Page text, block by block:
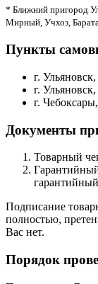
* Ближний пригород
Мирный, Учхоз,
Пункты
г.
г.
г.
Документы
Товарный
Подписание
полностью,
Вас нет.
Порядок